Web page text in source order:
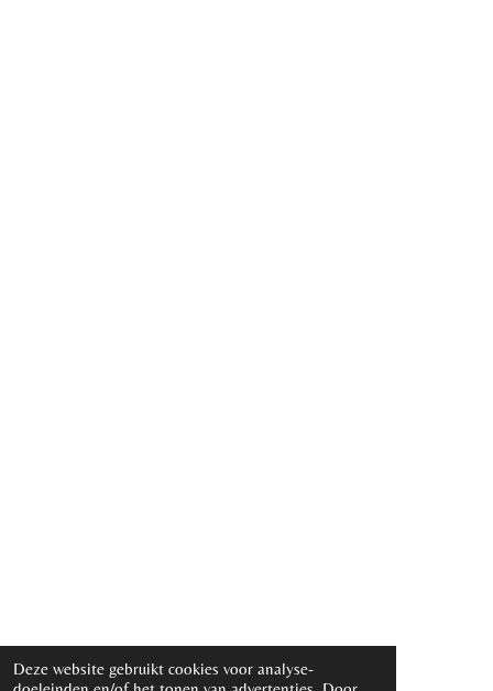
Deze website gebruikt cookies voor analyse-